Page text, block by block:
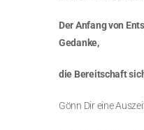
Der Anfang von
Gedanke,
die Bereitschaft
Gönn Dir eine